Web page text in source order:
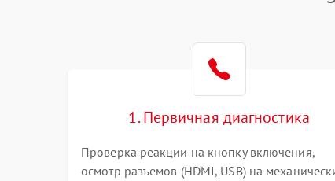
1. Первичная диагностика
Проверка реакции на кнопку включения,
осмотр разъемов (HDMI, USB) на